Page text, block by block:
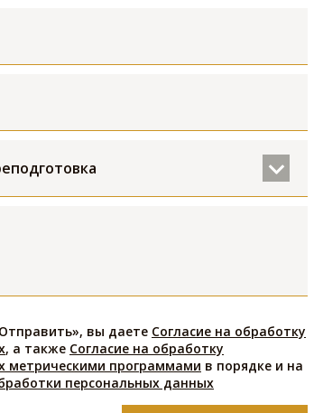
вы даете Согласие на обработку
, а также Согласие на обработку
метрическими программами в порядке и на
персональных данных